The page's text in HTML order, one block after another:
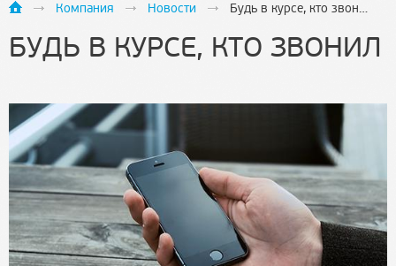
Компания Новости Будь в курсе, кто звонил
БУДЬ В КУРСЕ, КТО ЗВОНИЛ